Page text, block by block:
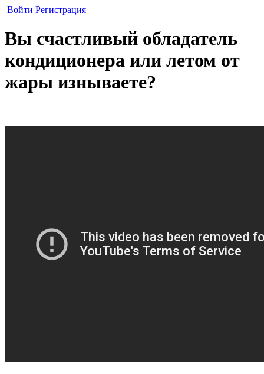
Войти Регистрация
Вы счастливый обладатель
кондиционера или летом от
жары изнываете?